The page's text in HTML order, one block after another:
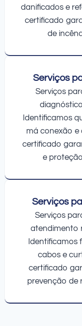
danificados e
certificado
de
Serviços
Serviços
Identificamos
má conexão e
certificado
e
Serviços
Serviços
atendimento
Identificamos
cabos e
certificado
prevenção de